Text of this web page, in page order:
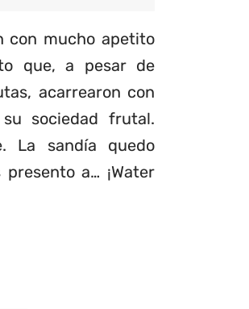
con mucho apetito
que, a pesar de
acarrearon con
sociedad frutal.
La sandía quedo
a… ¡Water